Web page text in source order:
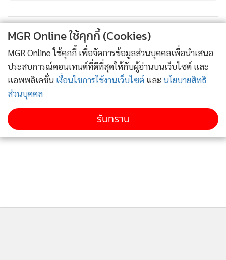
จากการสืบสวนทราบว่ามีกัญชา 250 กก.ซุกซ่อนอยู่ในตู้เสื้อผ้าที่
ยอมไม่ได้ และจะดำเนินการปราบปรามขบวนการค้ายาเสพติด
ให้หมดไป
MGR Online ใช้คุกกี้ (Cookies)
MGR Online ใช้คุกกี้ เพื่อจัดการข้อมูลส่วนบุคคลเพื่อนำเสนอ
ประสบการณ์คอนเทนต์ที่ดีที่สุดให้กับผู้อ่านบนเว็บไซต์ และ
แอพพลิเคชั่น เงื่อนไขการใช้งานเว็บไซต์ และ นโยบายสิทธิ
ส่วนบุคคล
รับทราบ